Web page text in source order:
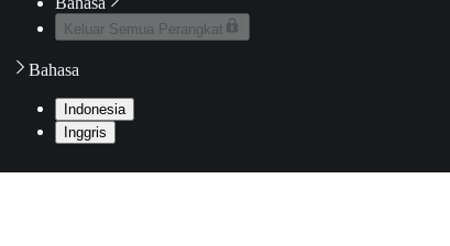
Keluar Semua Perangkat
Bahasa
Indonesia
Inggris